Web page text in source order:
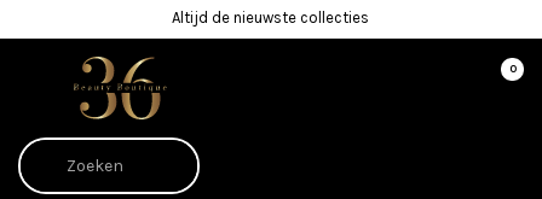
Altijd de nieuwste collecties
0